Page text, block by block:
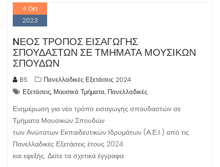
4Οκτ
2023
NΈΟΣ ΤΡΌΠΟΣ ΕΙΣΑΓΩΓΉΣ
ΣΠΟΥΔΑΣΤΏΝ ΣΕ ΤΜΉΜΑΤΑ ΜΟΥΣΙΚΏΝ
ΣΠΟΥΔΏΝ
BS
Πανελλαδικές Εξετάσεις 2024
Εξετάσεις, Μουσικά Τμήματα, Πανελλαδικές
Ενημέρωση για νέο τρόπο εισαγωγής σπουδαστών σε
Τμήματα Μουσικών Σπουδών
των Ανώτατων Εκπαιδευτικών Ιδρυμάτων (Α.Ε.Ι.) από τις
Πανελλαδικές Εξετάσεις έτους 2024
και εφεξής. Δείτε τα σχετικά έγγραφα